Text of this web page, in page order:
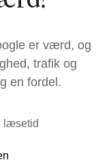
er værd, og
trafik og
en fordel.
læsetid